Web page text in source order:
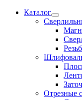
Каталог
Отрезные